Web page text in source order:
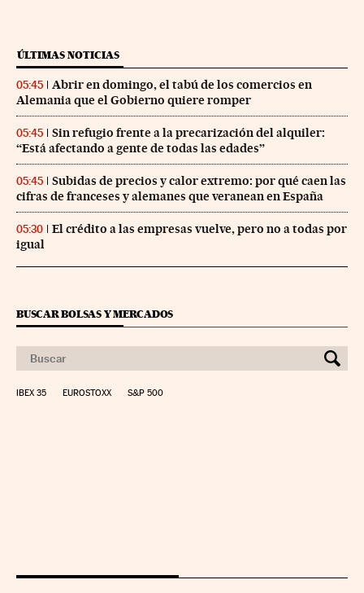
ÚLTIMAS NOTICIAS
05:45
Abrir en domingo, el tabú de los comercios en
Alemania que el Gobierno quiere romper
05:45
Sin refugio frente a la precarización del alquiler:
“Está afectando a gente de todas las edades”
05:45
Subidas de precios y calor extremo: por qué caen las
cifras de franceses y alemanes que veranean en España
05:30
El crédito a las empresas vuelve, pero no a todas por
igual
BUSCAR BOLSAS Y MERCADOS
IBEX 35 EUROSTOXX S&P 500